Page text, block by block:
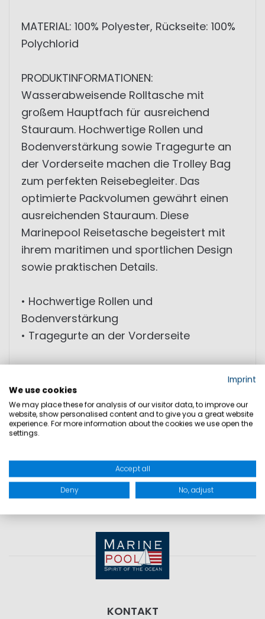
MATERIAL: 100% Polyester, Rückseite: 100%
Polychlorid
PRODUKTINFORMATIONEN:
Wasserabweisende Rolltasche mit
großem Hauptfach für ausreichend
Stauraum. Hochwertige Rollen und
Bodenverstärkung sowie Tragegurte an
der Vorderseite machen die Trolley Bag
zum perfekten Reisebegleiter. Das
optimierte Packvolumen gewährt einen
ausreichenden Stauraum. Diese
Marinepool Reisetasche begeistert mit
ihrem maritimen und sportlichen Design
sowie praktischen Details.
• Hochwertige Rollen und
Bodenverstärkung
• Tragegurte an der Vorderseite
MAßE: 75cm x 40cm x 30cm, 90L
GEWICHT: 3,96 kg
PRODUKTSICHERHEIT
KONTAKT
Imprint
We use cookies
We may place these for analysis of our visitor data, to improve our
website, show personalised content and to give you a great website
experience. For more information about the cookies we use open the
settings.
Accept all
Deny No, adjust